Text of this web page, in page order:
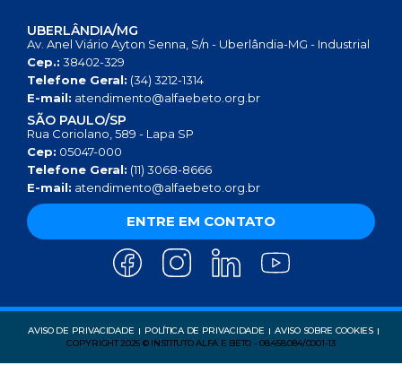
UBERLÂNDIA/MG
Av. Anel Viário Ayton Senna, S/n - Uberlândia-MG - Industrial
Cep.: 38402-329
Telefone Geral: (34) 3212-1314
E-mail: atendimento@alfaebeto.org.br
SÃO PAULO/SP
Rua Coriolano, 589 - Lapa SP
Cep: 05047-000
Telefone Geral: (11) 3068-8666
E-mail: atendimento@alfaebeto.org.br
ENTRE EM CONTATO
AVISO DE PRIVACIDADE POLÍTICA DE PRIVACIDADE
AVISO SOBRE COOKIES
COPYRIGHT 2025 © INSTITUTO ALFA E BETO - 08.458.084/0001-13